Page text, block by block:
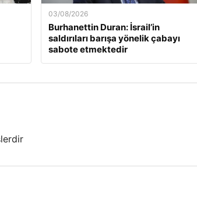
03/08/2026
Burhanettin Duran: İsrail’in
saldırıları barışa yönelik çabayı
sabote etmektedir